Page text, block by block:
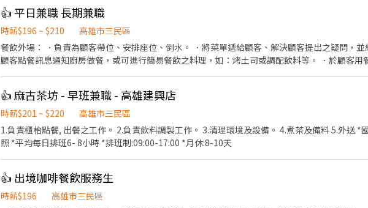
👍 平日兼職 長期兼職
時薪$196 ~ $210
高雄市三民區
餐飲外場： ．負責為顧客帶位、安排座位、倒水。 ．將菜單遞給顧客、解決顧客提出之疑問，
顧客點餐訊息通知廚房做餐，或可進行簡易餐飲之料理，如：烤土司或調配飲料等。 ．於顧客用
重量。 ．負責擺盤、打包外帶服務。
👍 麻古茶坊 - 早班兼職 - 高雄建興店
時薪$201 ~ $220
高雄市三民區
1.負責櫃枱點餐, 出餐之工作。 2.負責飲料調製工作。 3.清理環境及設備。 4.煮茶及備料 5.外送 *國定假日雙倍薪 *需具備機車駕
照 *平均每日排班6- 8小時 *排班制:09:00-17:00 *月休:8-10天
👍 出境咖啡餐飲服務生
時薪$196
高雄市三民區